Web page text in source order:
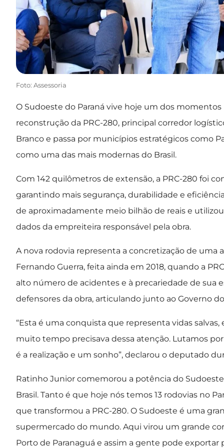
Foto: Assessoria
O Sudoeste do Paraná vive hoje um dos
reconstrução da PRC-280, principal corredor
Branco e passa por municípios estratégicos como
como uma das mais modernas do Brasil.
Com 142 quilômetros de extensão, a PRC-280 foi
garantindo mais segurança, durabilidade e
de aproximadamente meio bilhão de reais e
dados da empreiteira responsável pela obra.
A nova rodovia representa a concretização de
Fernando Guerra, feita ainda em 2018, quando a
alto número de acidentes e à precariedade de sua
defensores da obra, articulando junto ao Governo
“Esta é uma conquista que representa vidas
muito tempo precisava dessa atenção. Lutamos
é a realização e um sonho”, declarou o deputado
Ratinho Junior comemorou a potência do
Brasil. Tanto é que hoje nós temos 13 rodovias no
que transformou a PRC-280. O Sudoeste é uma
supermercado do mundo. Aqui virou um grande
Porto de Paranaguá e assim a gente pode exportar